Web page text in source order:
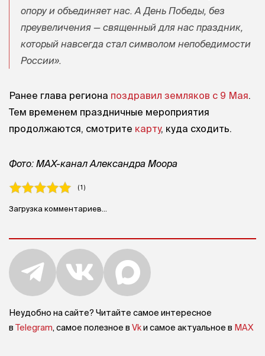
опору и объединяет нас. А День Победы, без
преувеличения — священный для нас праздник,
который навсегда стал символом непобедимости
России».
Ранее глава региона поздравил земляков с 9 Мая.
Тем временем праздничные мероприятия
продолжаются, смотрите карту, куда сходить.
Фото: MAX-канал Александра Моора
( 1 )
Загрузка комментариев...
Неудобно на сайте? Читайте самое интересное
в Telegram, самое полезное в Vkи самое актуальное в MAX